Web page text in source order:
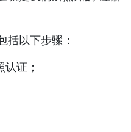
括以下步骤：
证；